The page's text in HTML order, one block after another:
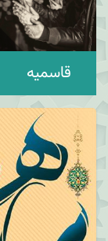
قاسمیه